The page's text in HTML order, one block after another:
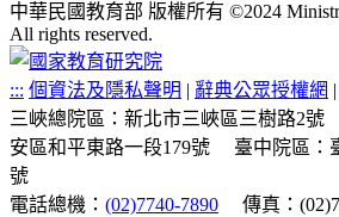
中華民國教育部 版權所有 ©2024
All rights reserved.
::: 個資法及隱私聲明 | 辭典公眾授權網 |
三峽總院區：新北市三峽區三樹路2號
安區和平東路一段179號
臺中院區：
號
電話總機： (02)7740-7890 傳真：